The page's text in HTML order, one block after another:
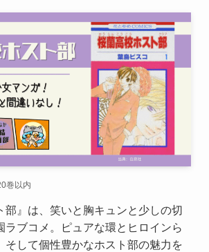
巻以内
部』は、笑いと胸キュンと少しの切
ラブコメ。ピュアな環とヒロインら
そして個性豊かなホスト部の魅力を